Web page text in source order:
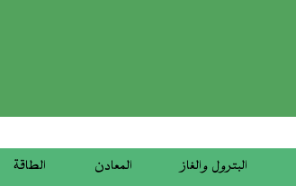
البترول والغاز المعادن الطاقة